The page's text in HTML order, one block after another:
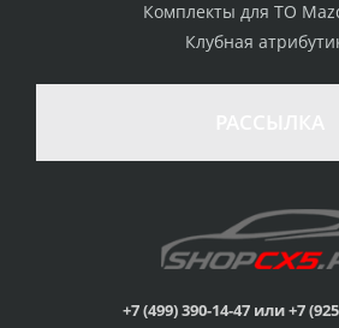
стоимости
товаром
Вы можете выбрать
наиболее удобный
для Вас
Комплекты для ТО
Клубная
+7 (499) 390-14-47 или +7